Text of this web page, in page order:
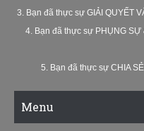
3. Bạn đã thực sự GIẢI QUYẾT
4. Bạn đã thực sự PHỤNG SỰ
5. Bạn đã thực sự CHIA
Menu